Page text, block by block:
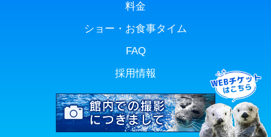
料金
ショー・お食事タイム
FAQ
採用情報